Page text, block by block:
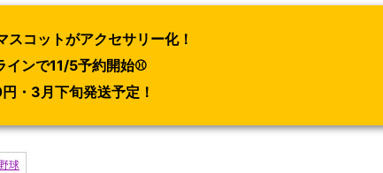
スコットがアクセサリー化！
インで11/5予約開始⚾
・3月下旬発送予定！
球